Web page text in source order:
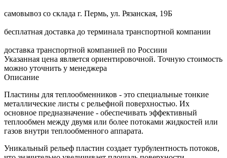
самовывоз со склада г. Пермь, ул. Рязанская, 19Б
бесплатная доставка до терминала транспортной компании
доставка транспортной компанией по Россиии
Указанная цена является ориентировочной. Точную стоимость
можно уточнить у менеджера
Описание
Пластины для теплообменников - это специальные тонкие
металлические листы с рельефной поверхностью. Их
основное предназначение - обеспечивать эффективный
теплообмен между двумя или более потоками жидкостей или
газов внутри теплообменного аппарата.
Уникальный рельеф пластин создает турбулентность потоков,